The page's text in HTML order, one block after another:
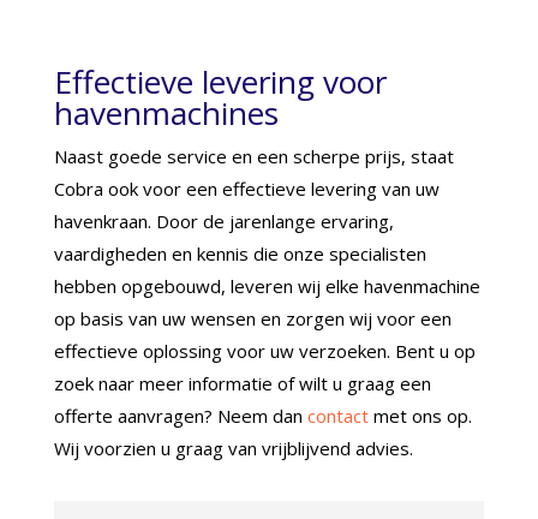
Effectieve levering voor
havenmachines
Naast goede service en een scherpe prijs, staat
Cobra ook voor een effectieve levering van uw
havenkraan. Door de jarenlange ervaring,
vaardigheden en kennis die onze specialisten
hebben opgebouwd, leveren wij elke havenmachine
op basis van uw wensen en zorgen wij voor een
effectieve oplossing voor uw verzoeken. Bent u op
zoek naar meer informatie of wilt u graag een
offerte aanvragen? Neem dan contact met ons op.
Wij voorzien u graag van vrijblijvend advies.